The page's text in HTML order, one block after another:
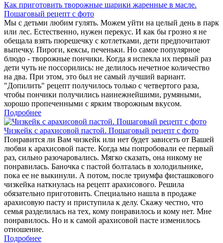
Как приготовить творожные шарики жаренные в масле.
Пошаговый рецепт с фото
Мы с детьми любим гулять. Можем уйти на целый день в парк
или лес. Естественно, нужен перекус. И как бы грозно я не
обещала взять пюрешечку с котлетками, дети предпочитают
выпечку. Пироги, кексы, печеньки. Но самое популярное
блюдо - творожные пончики. Когда я испекла их первый раз
дети чуть не поссорились: не делилось нечетное количество
на два. При этом, это был не самый лучший вариант.
"Допилить" рецепт получилось только с четвертого раза,
чтобы пончики получились наинежнейшими, румяными,
хорошо пропеченными с ярким творожным вкусом.
Подробнее
Чизкейк с арахисовой пастой. Пошаговый рецепт с фото
Понравится ли Вам чизкейк или нет будет зависеть от Вашей
любви к арахисовой пасте. Когда мы попробовали ее первый
раз, сильно разочаровались. Мягко сказать, она никому не
понравилась. Баночка с пастой болталась в холодильнике,
пока ее не выкинули. А потом, после триумфа фисташкового
чизкейка наткнулась на рецепт арахисового. Решила
обязательно приготовить. Специально нашла в продаже
арахисовую пасту и приступила к делу. Скажу честно, что
семья разделилась на тех, кому понравилось и кому нет. Мне
понравилось. Но и к самой арахисовой пасте изменилось
отношение.
Подробнее